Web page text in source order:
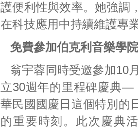
護便利性與效率。她強調
在科技應用中持續維護專
免費參加伯克利音樂學
翁宇蓉同時受邀參加10
立30週年的里程碑慶典—
華民國國慶日這個特別的
的重要時刻。此次慶典